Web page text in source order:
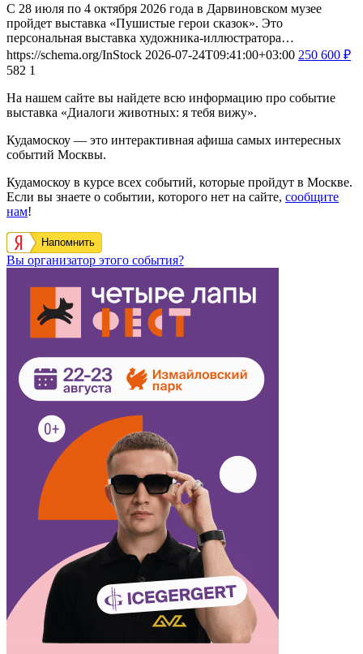
С 28 июля по 4 октября 2026 года в Дарвиновском музее
пройдет выставка «Пушистые герои сказок». Это
персональная выставка художника-иллюстратора…
https://schema.org/InStock 2026-07-24T09:41:00+03:00 250 600 ₽
582 1
На нашем сайте вы найдете всю информацию про событие
выставка «Диалоги животных: я тебя вижу».
Кудамоскоу — это интерактивная афиша самых интересных
событий Москвы.
Кудамоскоу в курсе всех событий, которые пройдут в Москве.
Если вы знаете о событии, которого нет на сайте, сообщите
нам!
Напомнить
Вы организатор этого события?